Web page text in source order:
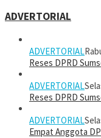
ADVERTORIAL
ADVERTORIAL
Reses DPRD
ADVERTORIAL
Reses DPRD
ADVERTORIAL
Empat Anggota